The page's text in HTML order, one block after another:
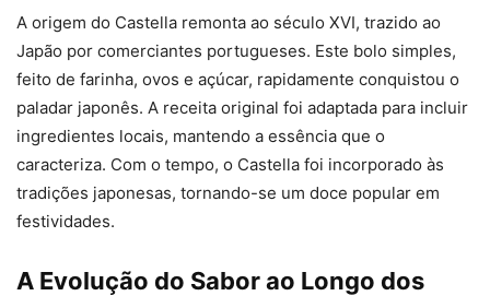
A origem do Castella remonta ao século XVI, trazido ao
Japão por comerciantes portugueses. Este bolo simples,
feito de farinha, ovos e açúcar, rapidamente conquistou o
paladar japonês. A receita original foi adaptada para incluir
ingredientes locais, mantendo a essência que o
caracteriza. Com o tempo, o Castella foi incorporado às
tradições japonesas, tornando-se um doce popular em
festividades.
A Evolução do Sabor ao Longo dos